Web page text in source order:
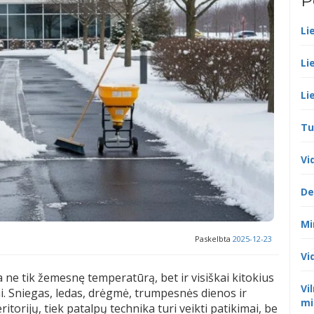
Paskelbta 2025-12-23
ne tik žemesnę temperatūrą, bet ir visiškai kitokius
ledas, drėgmė, trumpesnės dienos ir
tiek patalpų technika turi veikti patikimai, be